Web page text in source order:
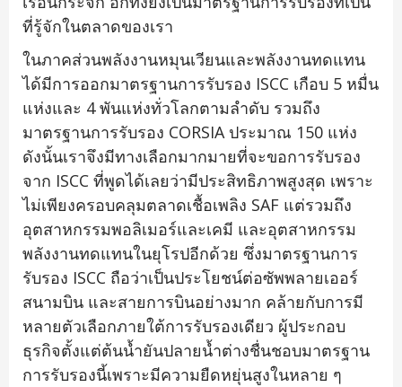
ที่รู้จักในตลาดของเรา
ในภาคส่วนพลังงานหมุนเวียนและพลังงานทดแทน
ได้มีการออกมาตรฐานการรับรอง ISCC เกือบ 5 หมื่น
แห่งและ 4 พันแห่งทั่วโลกตามลำดับ รวมถึง
มาตรฐานการรับรอง CORSIA ประมาณ 150 แห่ง
ดังนั้นเราจึงมีทางเลือกมากมายที่จะขอการรับรอง
จาก ISCC ที่พูดได้เลยว่ามีประสิทธิภาพสูงสุด เพราะ
ไม่เพียงครอบคลุมตลาดเชื้อเพลิง SAF แต่รวมถึง
อุตสาหกรรมพอลิเมอร์และเคมี และอุตสาหกรรม
พลังงานทดแทนในยุโรปอีกด้วย ซึ่งมาตรฐานการ
รับรอง ISCC ถือว่าเป็นประโยชน์ต่อซัพพลายเออร์
สนามบิน และสายการบินอย่างมาก คล้ายกับการมี
หลายตัวเลือกภายใต้การรับรองเดียว ผู้ประกอบ
ธุรกิจตั้งแต่ต้นน้ำยันปลายน้ำต่างชื่นชอบมาตรฐาน
การรับรองนี้เพราะมีความยืดหยุ่นสูงในหลาย ๆ